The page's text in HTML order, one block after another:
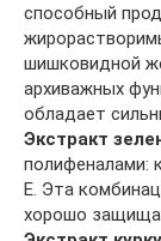
способный
шишковидной
архиважных
обладает
Экстракт
полифеналами:
Е. Эта
хорошо